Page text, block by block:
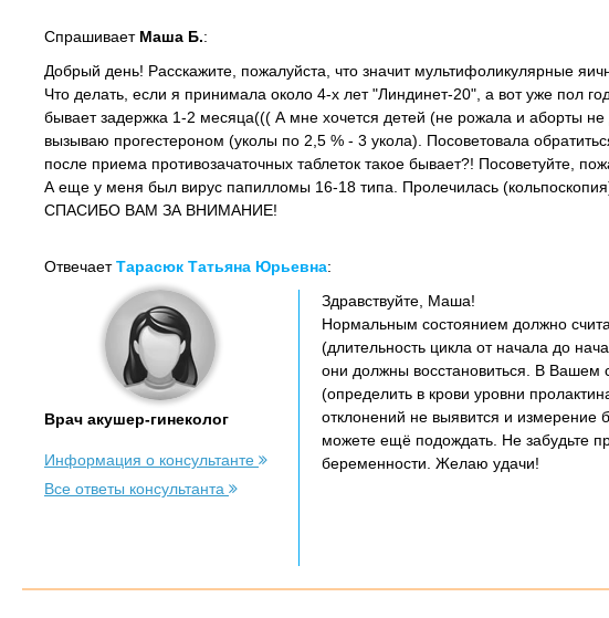
Спрашивает Маша Б.:
Добрый день! Расскажите, пожалуйста, что значит мультифоликулярные
Что делать, если я принимала около 4-х лет "Линдинет-20", а вот уже пол
бывает задержка 1-2 месяца((( А мне хочется детей (не рожала и аборты
вызываю прогестероном (уколы по 2,5 % - 3 укола). Посоветовала
после приема противозачаточных таблеток такое бывает?! Посоветуйте,
А еще у меня был вирус папилломы 16-18 типа. Пролечилась
СПАСИБО ВАМ ЗА ВНИМАНИЕ!
ОтвечаетТарасюк Татьяна Юрьевна:
Врач акушер-гинеколог
Информация о консультанте
Все ответы консультанта
Здравствуйте, Маша!
Нормальным состоянием должно
(длительность цикла от начала до
они должны восстановиться. В Вашем
(определить в крови уровни
отклонений не выявится и измерение
можете ещё подождать. Не забудьте
беременности. Желаю удачи!